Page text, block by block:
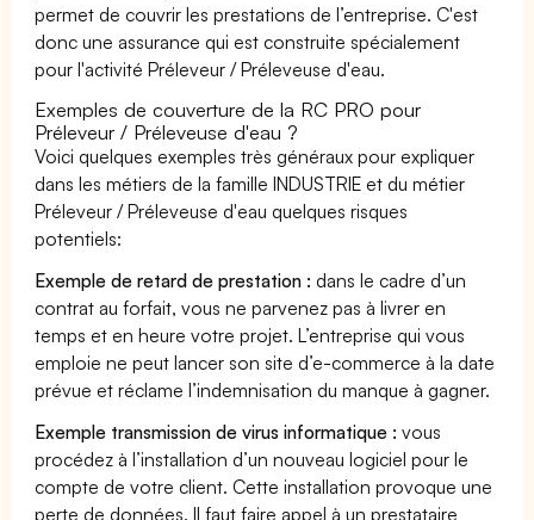
permet de couvrir les prestations de l’entreprise. C'est
donc une assurance qui est construite spécialement
pour l'activité Préleveur / Préleveuse d'eau.
Exemples de couverture de la RC PRO pour
Préleveur / Préleveuse d'eau ?
Voici quelques exemples très généraux pour expliquer
dans les métiers de la famille INDUSTRIE et du métier
Préleveur / Préleveuse d'eau quelques risques
potentiels:
Exemple de retard de prestation : dans le cadre d’un
contrat au forfait, vous ne parvenez pas à livrer en
temps et en heure votre projet. L’entreprise qui vous
emploie ne peut lancer son site d’e-commerce à la date
prévue et réclame l’indemnisation du manque à gagner.
Exemple transmission de virus informatique : vous
procédez à l’installation d’un nouveau logiciel pour le
compte de votre client. Cette installation provoque une
perte de données. Il faut faire appel à un prestataire